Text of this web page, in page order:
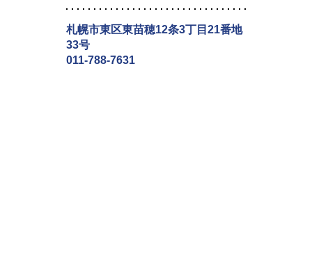
札幌市東区東苗穂12条3丁目21番地
33号
011-788-7631